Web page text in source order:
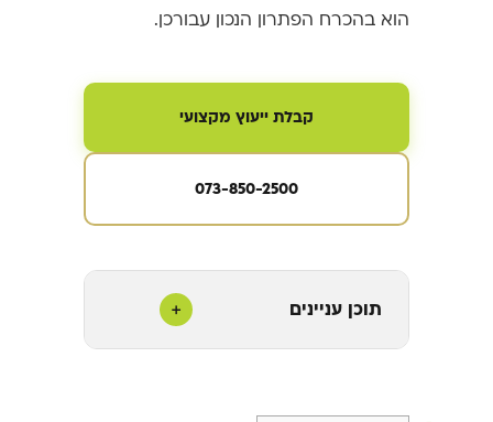
הוא בהכרח הפתרון הנכון עבורכן.
קבלת ייעוץ מקצועי
073-850-2500
תוכן עניינים +